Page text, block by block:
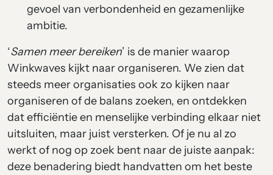
gevoel van verbondenheid en gezamenlijke
ambitie.
‘Samen meer bereiken’ is de manier waarop
Winkwaves kijkt naar organiseren. We zien dat
steeds meer organisaties ook zo kijken naar
organiseren ofde balans zoeken, en ontdekken
dat efficiëntie en menselijke verbinding elkaar niet
uitsluiten, maar juist versterken. Of je nu al zo
werkt of nog op zoek bent naar de juiste aanpak:
deze benadering biedt handvatten om het beste